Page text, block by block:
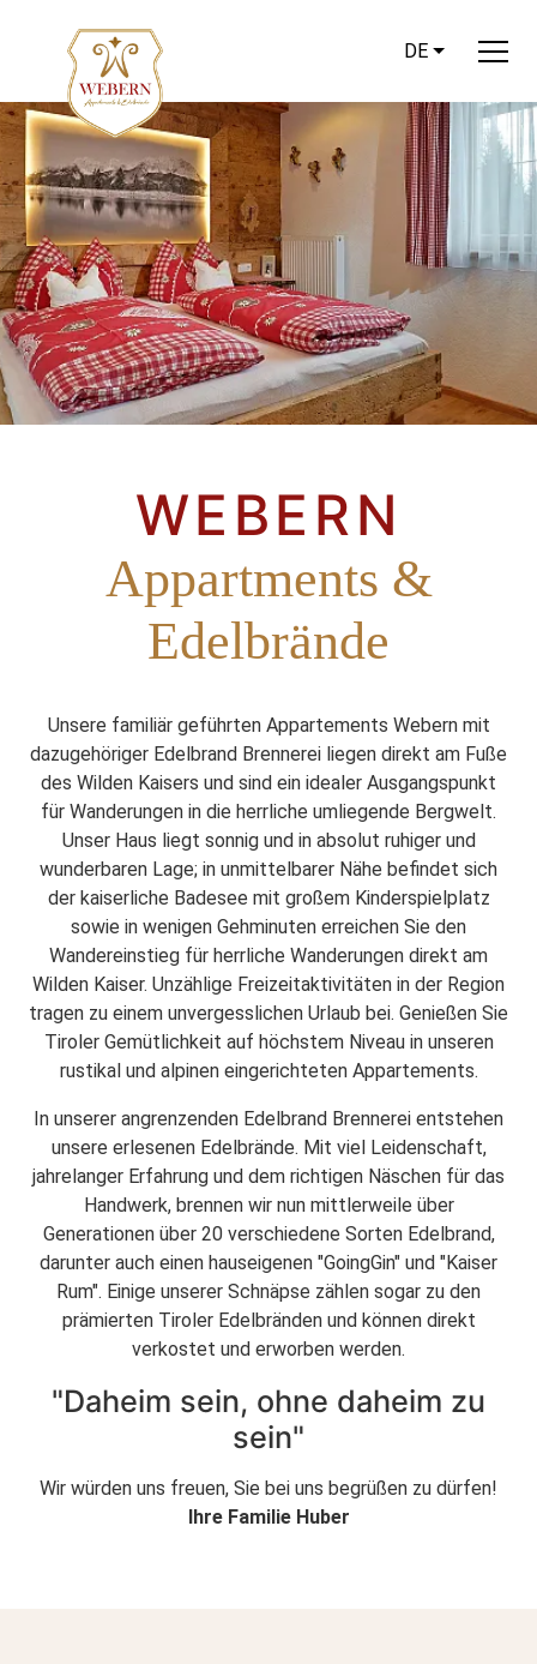
DE
WEBERN
Appartments &
Edelbrände
Unsere familiär geführten Appartements Webern mit
dazugehöriger Edelbrand Brennerei liegen direkt am Fuße
des Wilden Kaisers und sind ein idealer Ausgangspunkt
für Wanderungen in die herrliche umliegende Bergwelt.
Unser Haus liegt sonnig und in absolut ruhiger und
wunderbaren Lage; in unmittelbarer Nähe befindet sich
der kaiserliche Badesee mit großem Kinderspielplatz
sowie in wenigen Gehminuten erreichen Sie den
Wandereinstieg für herrliche Wanderungen direkt am
Wilden Kaiser. Unzählige Freizeitaktivitäten in der Region
tragen zu einem unvergesslichen Urlaub bei. Genießen Sie
Tiroler Gemütlichkeit auf höchstem Niveau in unseren
rustikal und alpinen eingerichteten Appartements.
In unserer angrenzenden Edelbrand Brennerei entstehen
unsere erlesenen Edelbrände. Mit viel Leidenschaft,
jahrelanger Erfahrung und dem richtigen Näschen für das
Handwerk, brennen wir nun mittlerweile über
Generationen über 20 verschiedene Sorten Edelbrand,
darunter auch einen hauseigenen "GoingGin" und "Kaiser
Rum". Einige unserer Schnäpse zählen sogar zu den
prämierten Tiroler Edelbränden und können direkt
verkostet und erworben werden.
"Daheim sein, ohne daheim zu
sein"
Wir würden uns freuen, Sie bei uns begrüßen zu dürfen!
Ihre Familie Huber